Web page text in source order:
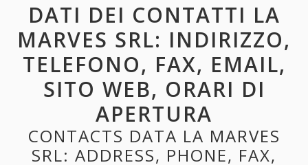
DATI DEI CONTATTI LA
MARVES SRL: INDIRIZZO,
TELEFONO, FAX, EMAIL,
SITO WEB, ORARI DI
APERTURA
CONTACTS DATA LA MARVES
SRL: ADDRESS, PHONE, FAX,